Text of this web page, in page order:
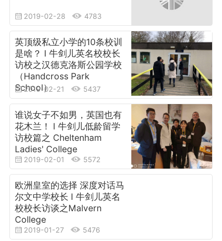
2019-02-28 4783
英顶级私立小学的10条校训
是啥？ I 牛剑儿英名校校长
访校之汉德克洛斯公园学校
（Handcross Park
School）
2019-02-21 5437
谁说女子不如男，英国也有
花木兰！ I 牛剑儿低龄留学
访校篇之 Cheltenham
Ladies' College
2019-02-01 5572
欧洲皇室的选择 深度对话马
尔文中学校长 I 牛剑儿英名
校校长访谈之Malvern
College
2019-01-27 5476